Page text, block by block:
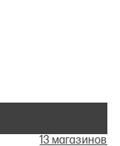
13 магазинов